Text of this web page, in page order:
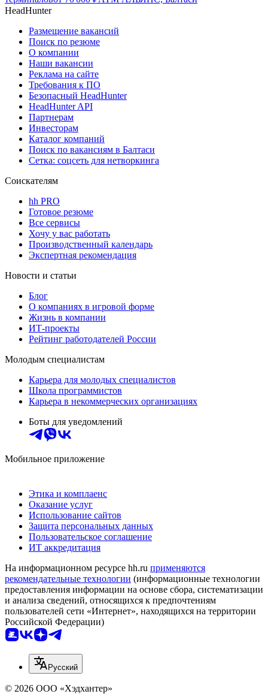
HeadHunter
Размещение вакансий
Поиск по резюме
О компании
Наши вакансии
Реклама на сайте
Требования к ПО
Безопасный HeadHunter
HeadHunter API
Партнерам
Инвесторам
Каталог компаний
Поиск по вакансиям в Балтаси
Сетка: соцсеть для нетворкинга
Соискателям
hh PRO
Готовое резюме
Все сервисы
Хочу у вас работать
Производственный календарь
Экспертная рекомендация
Новости и статьи
Блог
О компаниях в игровой форме
Жизнь в компании
ИТ-проекты
Рейтинг работодателей России
Молодым специалистам
Карьера для молодых специалистов
Школа программистов
Карьера в некоммерческих организациях
Боты для уведомлений
Мобильное приложение
Этика и комплаенс
Оказание услуг
Использование сайтов
Защита персональных данных
Пользовательское соглашение
ИТ аккредитация
На информационном ресурсе hh.ru применяются
рекомендательные технологии (информационные технологии
предоставления информации на основе сбора, систематизации
и анализа сведений, относящихся к предпочтениям
пользователей сети «Интернет», находящихся на территории
Российской Федерации)
Русский
© 2026 ООО «Хэдхантер»